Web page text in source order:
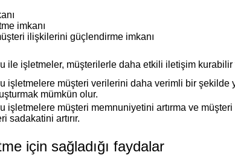
imkanı
ilişkilerini güçlendirme imkanı
ile işletmeler, müşterilerle daha etkili iletişim
işletmelere müşteri verilerini daha verimli bir
mümkün olur.
işletmelere müşteri memnuniyetini artırma ve
sadakatini artırır.
için sağladığı faydalar